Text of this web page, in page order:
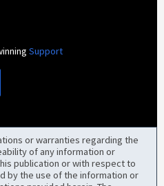
Support
or warranties regarding the
of any information or
publication or with respect to
by the use of the information or